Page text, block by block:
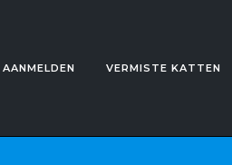
AANMELDEN VERMISTE KATTEN